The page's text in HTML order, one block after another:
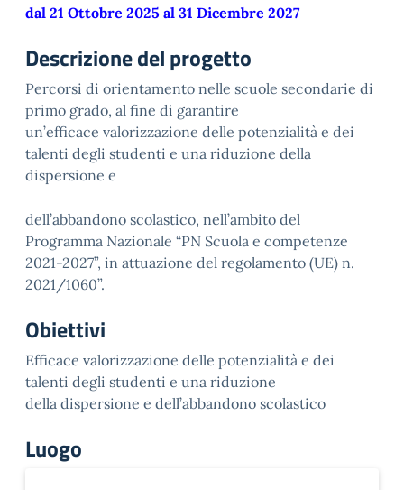
dal 21 Ottobre 2025 al 31 Dicembre 2027
Descrizione del progetto
Percorsi di orientamento nelle scuole secondarie di
primo grado, al fine di garantire
un’efficace valorizzazione delle potenzialità e dei
talenti degli studenti e una riduzione della
dispersione e
dell’abbandono scolastico, nell’ambito del
Programma Nazionale “PN Scuola e competenze
2021-2027”, in attuazione del regolamento (UE) n.
2021/1060”.
Obiettivi
Efficace valorizzazione delle potenzialità e dei
talenti degli studenti e una riduzione
della dispersione e dell’abbandono scolastico
Luogo